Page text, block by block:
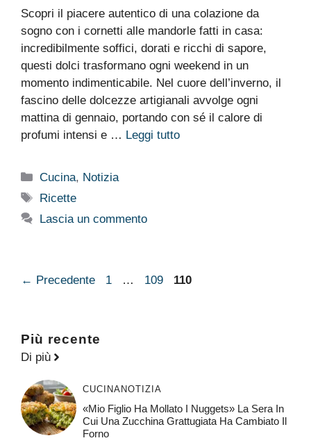
Scopri il piacere autentico di una colazione da
sogno con i cornetti alle mandorle fatti in casa:
incredibilmente soffici, dorati e ricchi di sapore,
questi dolci trasformano ogni weekend in un
momento indimenticabile. Nel cuore dell’inverno, il
fascino delle dolcezze artigianali avvolge ogni
mattina di gennaio, portando con sé il calore di
profumi intensi e … Leggi tutto
Categorie
Cucina, Notizia
Tag
Ricette
Lascia un commento
← Precedente Pagina
1 … Pagina
109 Pagina
110
Più recente
Di più
CUCINA NOTIZIA
«Mio Figlio Ha Mollato I Nuggets» La Sera In
Cui Una Zucchina Grattugiata Ha Cambiato Il
Forno